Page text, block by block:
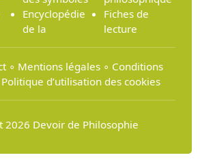
Encyclopédie
de la
Fiches de
lecture
∘ Mentions légales ∘ Conditions
Politique d’utilisation des cookies
2026 Devoir de Philosophie